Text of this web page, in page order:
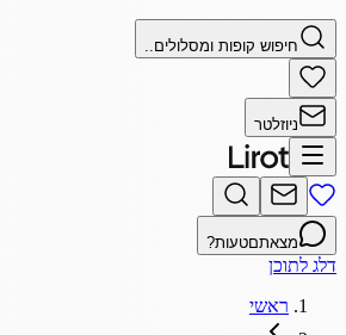
חיפוש קופות ומסלולים..
ניוזלטר
מצאתםטעות?
דלג לתוכן
ראשי